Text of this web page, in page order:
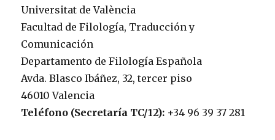
Universitat de València
Facultad de Filología, Traducción y
Comunicación
Departamento de Filología Española
Avda. Blasco Ibáñez, 32, tercer piso
46010 Valencia
Teléfono (Secretaría TC/12): +34 96 39 37 281